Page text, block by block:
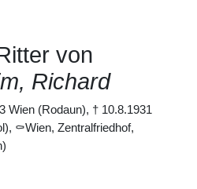
von
Richard
Wien (Rodaun), † 10.8.1931
⚰Wien, Zentralfriedhof,